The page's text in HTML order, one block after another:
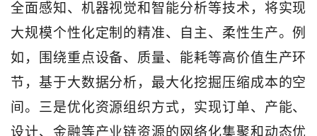
全面感知、机器视觉和智能分析等技术，将实现
大规模个性化定制的精准、自主、柔性生产。例
如，围绕重点设备、质量、能耗等高价值生产环
节，基于大数据分析，最大化挖掘压缩成本的空
间。三是优化资源组织方式，实现订单、产能、
设计、金融等产业链资源的网络化集聚和动态优